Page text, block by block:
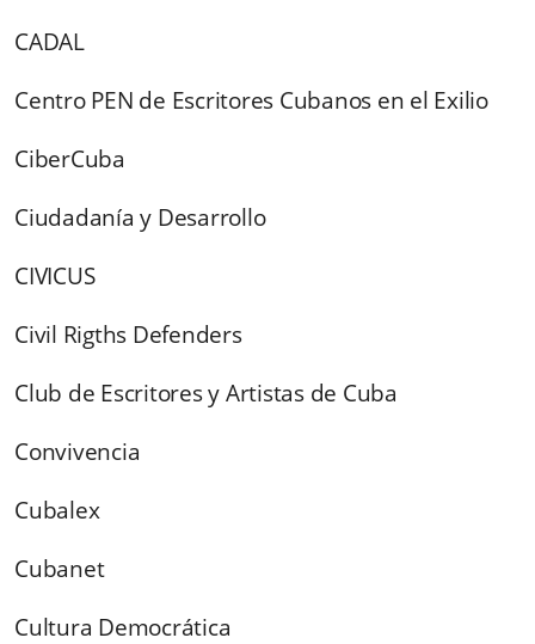
CADAL
Centro PEN de Escritores Cubanos en el Exilio
CiberCuba
Ciudadanía y Desarrollo
CIVICUS
Civil Rigths Defenders
Club de Escritores y Artistas de Cuba
Convivencia
Cubalex
Cubanet
Cultura Democrática